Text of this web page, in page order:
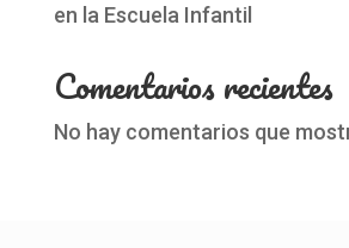
en la Escuela Infantil
Comentarios recientes
No hay comentarios que